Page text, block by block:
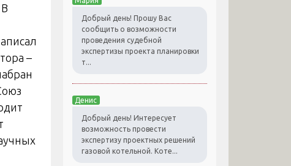
–
Добрый день! Прошу Вас
сообщить о возможности
проведения судебной
экспертизы проекта планировки
т...
Денис
Добрый день! Интересует
возможность провести
экспертизу проектных решений
газовой котельной. Коте...